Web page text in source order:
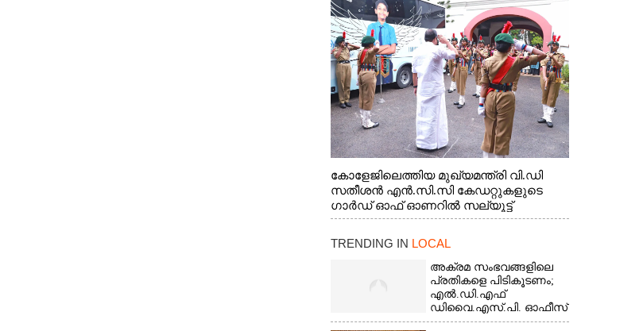
കോളേജിലെത്തിയ മുഖ്യമന്ത്രി വി.ഡി
സതീശൻ എൻ.സി.സി കേഡറ്റുകളുടെ
ഗാർഡ് ഓഫ് ഓണറിൽ സല്യൂട്ട്
നൽകുന്നു
TRENDING IN LOCAL
അക്രമ സംഭവങ്ങളിലെ
പ്രതികളെ പിടികൂടണം;
എൽ.ഡി.എഫ്
ഡിവൈ.എസ്.പി. ഓഫീസ്
മാർച്ച്